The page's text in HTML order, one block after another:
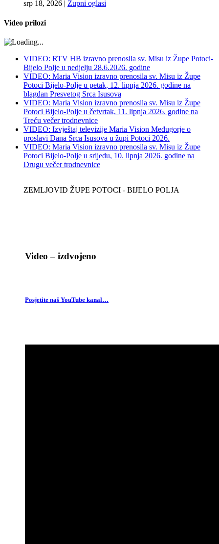
srp 18, 2026 | Župni oglasi
Video prilozi
VIDEO: RTV HB izravno prenosila sv. Misu iz Župe Potoci-
Bijelo Polje u nedjelju 28.6.2026. godine
VIDEO: Maria Vision izravno prenosila sv. Misu iz Župe
Potoci Bijelo-Polje u petak, 12. lipnja 2026. godine na
blagdan Presvetog Srca Isusova
VIDEO: Maria Vision izravno prenosila sv. Misu iz Župe
Potoci Bijelo-Polje u četvrtak, 11. lipnja 2026. godine na
Treću večer trodnevnice
VIDEO: Izvještaj televizije Maria Vision Međugorje o
proslavi Dana Srca Isusova u župi Potoci 2026.
VIDEO: Maria Vision izravno prenosila sv. Misu iz Župe
Potoci Bijelo-Polje u srijedu, 10. lipnja 2026. godine na
Drugu večer trodnevnice
ZEMLJOVID ŽUPE POTOCI - BIJELO POLJA
Video – izdvojeno
Posjetite naš YouTube kanal…